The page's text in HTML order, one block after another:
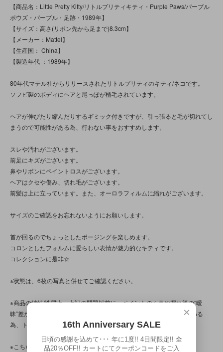
【商品名：Little Pretty Kitty/リトルプリティキティ・Purple Paws/パープル
ポウズ・パープル・足跡・1989年】
【サイズ：高さ(リボン先から足まで)8.3cm】
【メーカー：Mattel】
【生産国： China】
【製造年代 ：1989年】
80年代マテル社からリリースされたリトルプリティのキティ/ネコです。
ソフビ製のボディにヘアと尾っぽが植毛されています。
ヘアが伸びたり縮んだりするギミック付きですが、引っ張ると毛が切れてし
まうので可能性がある為、行わない事をおすすめします。
スレや汚れがございます。
前足にキズがございます。
鼻やリボンにペイントロスがございます。
ヘアはクセや傷み、切れ毛がございます。
前髪は上に立っています。また、オーロラフィルムに縮れがございます。
サイズのご確認をお忘れないようにお願いします。
首が回るのでちょっとしたポージングを楽しめます。
コロンとしたフォルムに愛らしい表情が魅力的なキティです。
コレクションに是非☆
※状態は、6枚の写真と併せてご確認ください。
※商品の特性/性質上、上記の問題以前に、ペイントのムラや漏れ等の“曖
昧”差が見られる商品です。写真は光の当たり方によって見え方が変わる
為、トータル的に判断いただけると幸いです。
※こちらの商品は店頭でも販売しています。
×
16th Anniversary SALE
日頃の感謝を込めて･･･ 年に1度!! 4日間限定!! 全
品20％OFF!! カートにてクーポンコードをご入